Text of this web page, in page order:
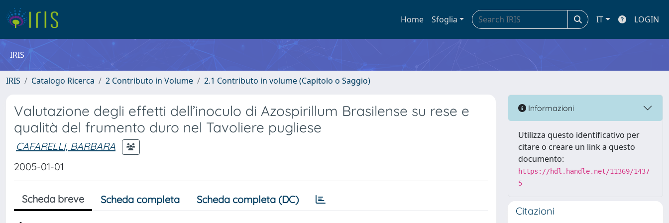
Home Sfoglia IT LOGIN
IRIS
IRIS Catalogo Ricerca 2 Contributo in Volume 2.1 Contributo in volume (Capitolo o Saggio)
Valutazione degli effetti dell’inoculo di Azospirillum Brasilense su rese e
qualità del frumento duro nel Tavoliere pugliese
CAFARELLI, BARBARA
2005-01-01
Scheda breve Scheda completa Scheda completa (DC)
Informazioni
Utilizza questo identificativo per
citare o creare un link a questo
documento:
https://hdl.handle.net/11369/1437
5
Citazioni